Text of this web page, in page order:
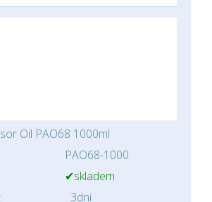
Oil PAO68 1000ml
PAO68-1000
✔skladem
3dni